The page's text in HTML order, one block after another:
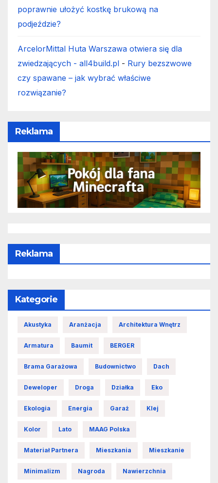
poprawnie ułożyć kostkę brukową na
podjeździe?
ArcelorMittal Huta Warszawa otwiera się dla
zwiedzających - all4build.pl - Rury bezszwowe
czy spawane – jak wybrać właściwe
rozwiązanie?
Reklama
Reklama
Kategorie
Akustyka Aranżacja Architektura Wnętrz
Armatura Baumit BERGER
Brama Garażowa Budownictwo Dach
Deweloper Droga Działka Eko
Ekologia Energia Garaż Klej
Kolor Lato MAAG Polska
Materiał Partnera Mieszkania Mieszkanie
Minimalizm Nagroda Nawierzchnia